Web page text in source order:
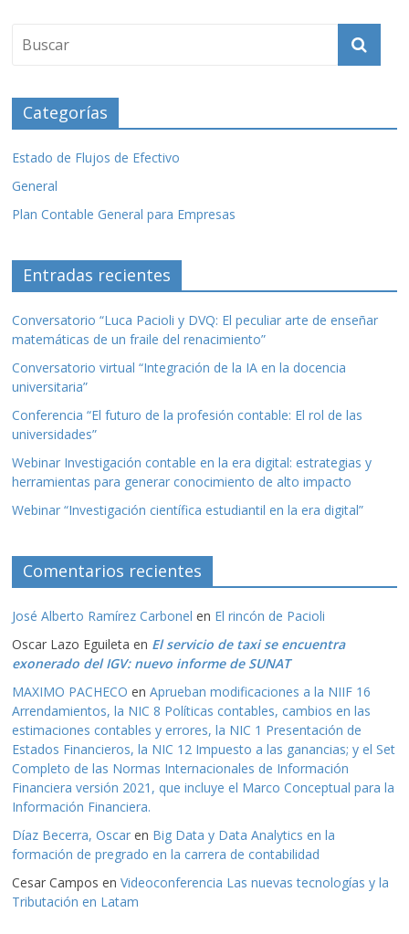
Categorías
Estado de Flujos de Efectivo
General
Plan Contable General para Empresas
Entradas recientes
Conversatorio “Luca Pacioli y DVQ: El peculiar arte de enseñar
matemáticas de un fraile del renacimiento”
Conversatorio virtual “Integración de la IA en la docencia
universitaria”
Conferencia “El futuro de la profesión contable: El rol de las
universidades”
Webinar Investigación contable en la era digital: estrategias y
herramientas para generar conocimiento de alto impacto
Webinar “Investigación científica estudiantil en la era digital”
Comentarios recientes
José Alberto Ramírez Carbonel en El rincón de Pacioli
Oscar Lazo Eguileta en El servicio de taxi se encuentra
exonerado del IGV: nuevo informe de SUNAT
MAXIMO PACHECO enAprueban modificaciones a la NIIF 16
Arrendamientos, la NIC 8 Políticas contables, cambios en las
estimaciones contables y errores, la NIC 1 Presentación de
Estados Financieros, la NIC 12 Impuesto a las ganancias; y el Set
Completo de las Normas Internacionales de Información
Financiera versión 2021, que incluye el Marco Conceptual para la
Información Financiera.
Díaz Becerra, Oscar en Big Data y Data Analytics en la
formación de pregrado en la carrera de contabilidad
Cesar Campos enVideoconferencia Las nuevas tecnologías y la
Tributación en Latam